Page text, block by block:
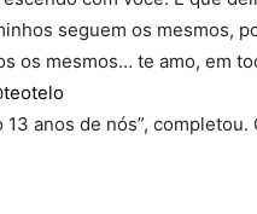
seguem os mesmos,
os mesmos… te amo, em
13 anos de nós”, completou.